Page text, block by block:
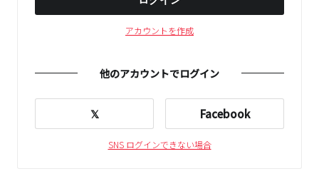
アカウントを作成
他のアカウントでログイン
𝕏 Facebook
SNS ログインできない場合